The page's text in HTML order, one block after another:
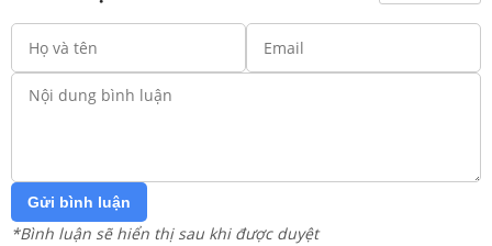
Gửi bình luận
*Bình luận sẽ hiển thị sau khi được duyệt